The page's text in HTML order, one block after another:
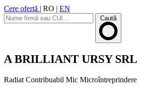
Cere ofertă | RO | EN
Caută
A BRILLIANT URSY SRL
Radiat Contribuabil Mic Microîntreprindere